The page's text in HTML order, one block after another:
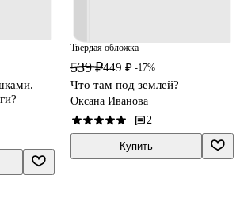
Твердая обложка
539 ₽449 ₽ -17%
Что там под землей?
Оксана Иванова
· 2
Купить